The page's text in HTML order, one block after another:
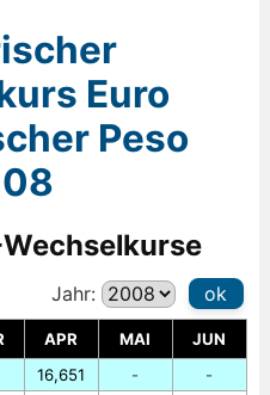
Euro
Peso
Jahr: ok
APR MAI
JUN
16,651
-
-